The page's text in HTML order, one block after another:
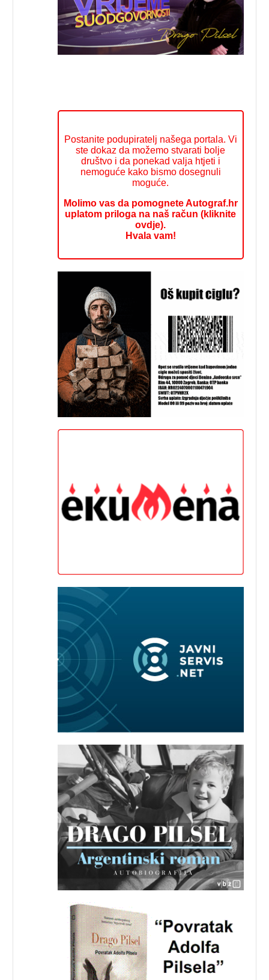
Postanite podupiratelj našega portala. Vi
ste dokaz da možemo stvarati bolje
društvo i da ponekad valja htjeti i
nemoguće kako bismo dosegnuli
moguće.
Molimo vas da pomognete Autograf.hr
uplatom priloga na naš račun (kliknite
ovdje).
Hvala vam!